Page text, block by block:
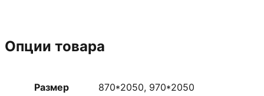
Опции товара
Размер 870*2050, 970*2050